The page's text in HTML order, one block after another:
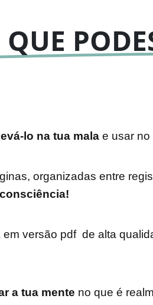
lo na tua mala e usar no
organizadas entre
em versão pdf de alta
a tua mente no que é